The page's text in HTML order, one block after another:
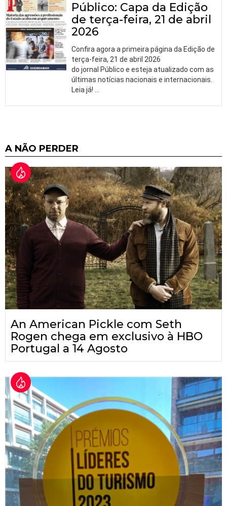
Público: Capa da Edição
de terça-feira, 21 de abril
2026
Confira agora a primeira página da Edição de
terça-feira, 21 de abril 2026
do jornal Público e esteja atualizado com as
últimas notícias nacionais e internacionais.
Leia já!
A NÃO PERDER
An American Pickle com Seth
Rogen chega em exclusivo à HBO
Portugal a 14 Agosto